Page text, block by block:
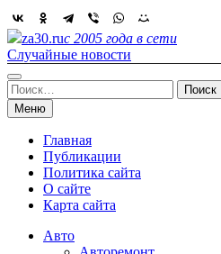
Skip
to
content
za30.ruс 2005 года в сети
Случайные новости
Найти:
Меню
Главная
Публикации
Политика сайта
О сайте
Карта сайта
Авто